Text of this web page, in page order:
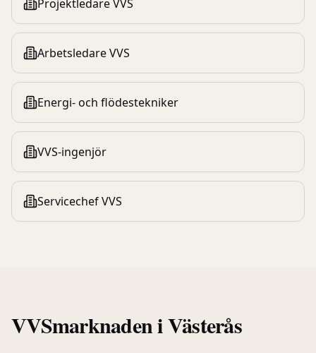
Projektledare VVS
Arbetsledare VVS
Energi- och flödestekniker
VVS-ingenjör
Servicechef VVS
VVSmarknaden iVästerås